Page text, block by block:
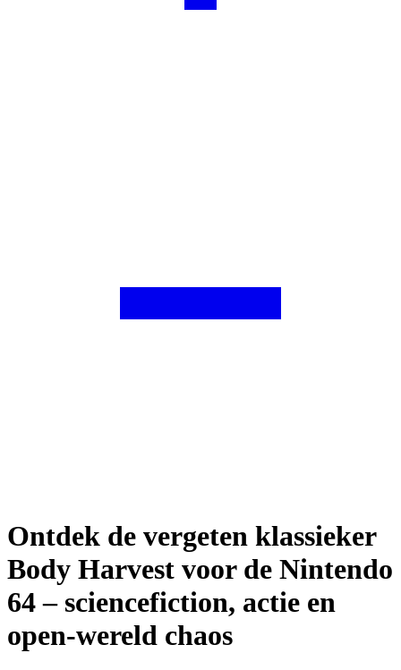
Ontdek de vergeten klassieker
Body Harvest voor de Nintendo
64 – sciencefiction, actie en
open-wereld chaos